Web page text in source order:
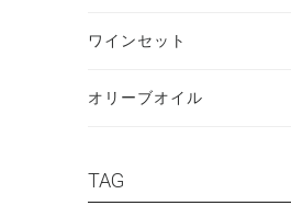
ワインセット
オリーブオイル
TAG